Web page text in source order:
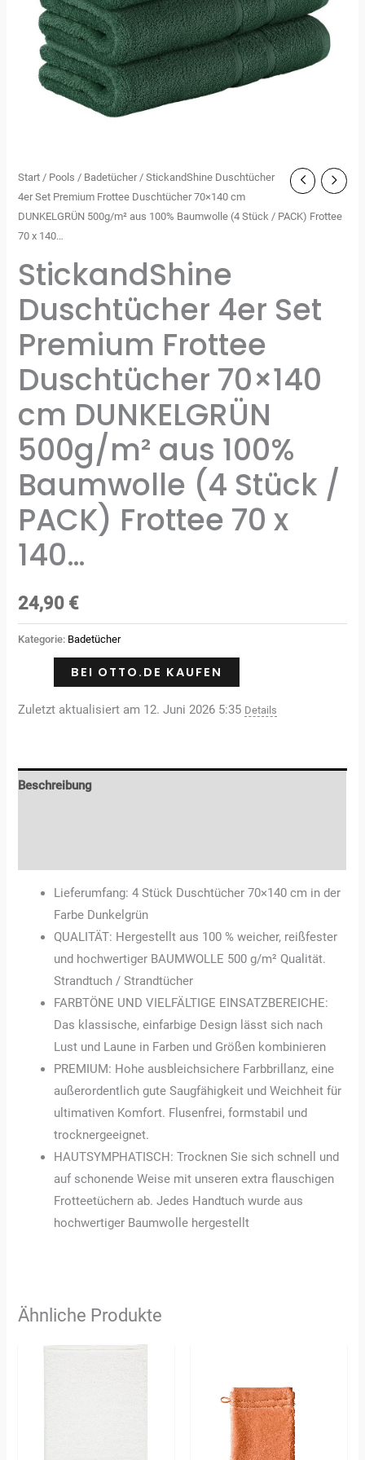
Start / Pools / Badetücher/ StickandShine Duschtücher
4er Set Premium Frottee Duschtücher 70×140 cm
DUNKELGRÜN 500g/m² aus 100% Baumwolle (4 Stück / PACK) Frottee
70 x 140…
StickandShine
Duschtücher 4er Set
Premium Frottee
Duschtücher 70×140
cm DUNKELGRÜN
500g/m² aus 100%
Baumwolle (4 Stück /
PACK) Frottee 70 x
140…
24,90 €
Kategorie: Badetücher
BEI OTTO.DE KAUFEN
Zuletzt aktualisiert am 12. Juni 2026 5:35 Details
Beschreibung
Lieferumfang: 4 Stück Duschtücher 70×140 cm in der
Farbe Dunkelgrün
QUALITÄT: Hergestellt aus 100 % weicher, reißfester
und hochwertiger BAUMWOLLE 500 g/m² Qualität.
Strandtuch / Strandtücher
FARBTÖNE UND VIELFÄLTIGE EINSATZBEREICHE:
Das klassische, einfarbige Design lässt sich nach
Lust und Laune in Farben und Größen kombinieren
PREMIUM: Hohe ausbleichsichere Farbbrillanz, eine
außerordentlich gute Saugfähigkeit und Weichheit für
ultimativen Komfort. Flusenfrei, formstabil und
trocknergeeignet.
HAUTSYMPHATISCH: Trocknen Sie sich schnell und
auf schonende Weise mit unseren extra flauschigen
Frotteetüchern ab. Jedes Handtuch wurde aus
hochwertiger Baumwolle hergestellt
Ähnliche Produkte